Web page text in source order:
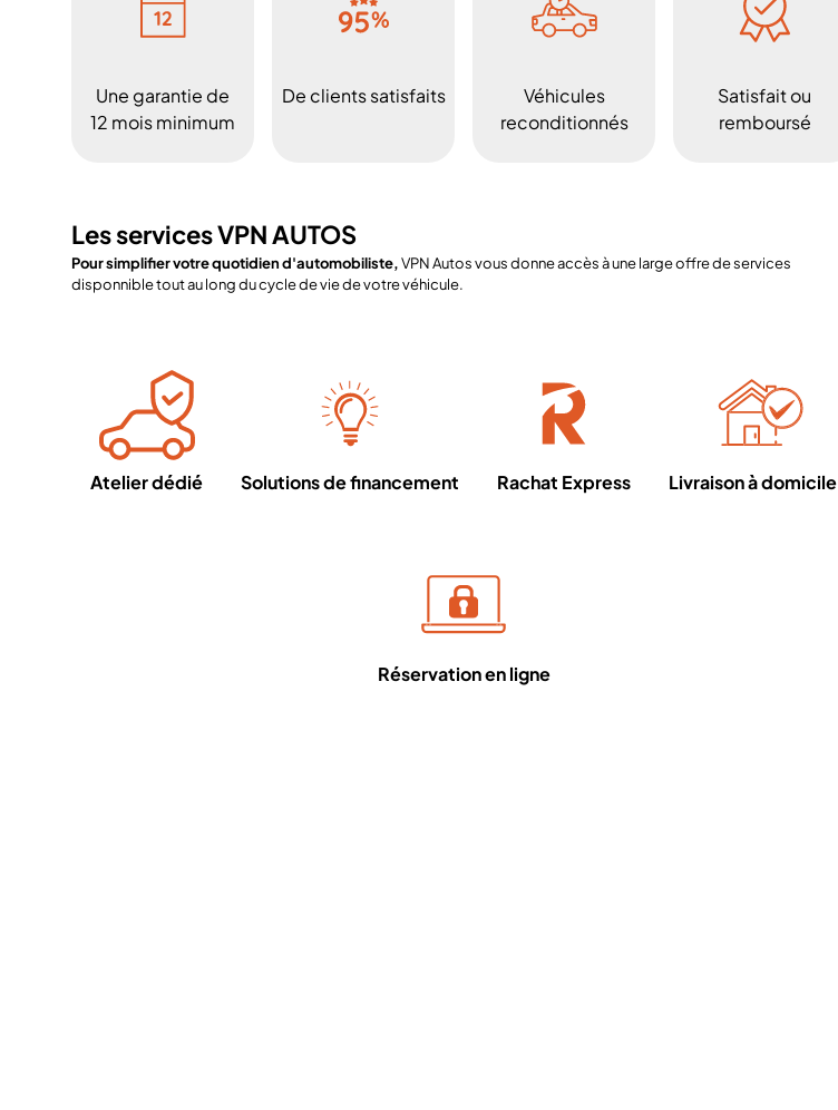
Une garantie de
12 mois minimum
De clients satisfaits
Véhicules
reconditionnés
Satisfait ou
remboursé
Les services VPN AUTOS
Pour simplifier votre quotidien d'automobiliste,VPN Autos vous donne accès à une large offre de services
disponnible tout au long du cycle de vie de votre véhicule.
Atelier dédié Solutions de financement Rachat Express Livraison à domicile
Réservation en ligne